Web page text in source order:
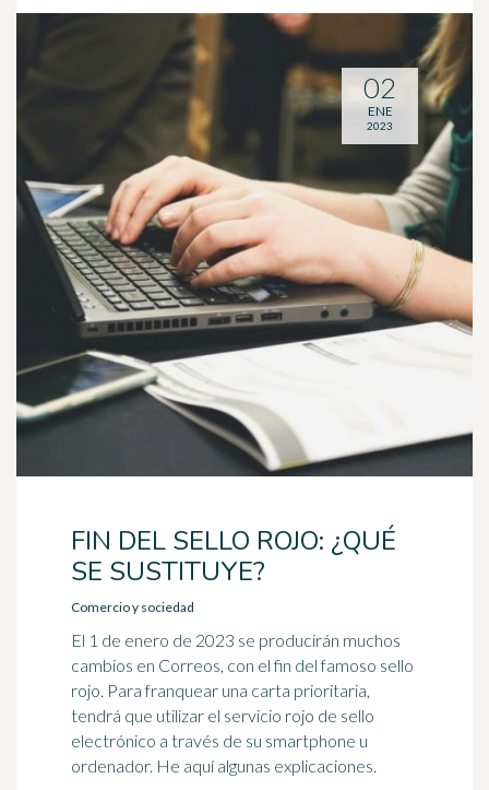
FIN DEL SELLO ROJO: ¿QUÉ
SE SUSTITUYE?
Comercio y sociedad
El 1 de enero de 2023 se producirán muchos
cambios en Correos, con el fin del famoso sello
rojo. Para franquear una carta prioritaria,
tendrá que utilizar el servicio rojo de sello
electrónico a través de su smartphone u
ordenador. He aquí algunas explicaciones.
02
ENE
2023